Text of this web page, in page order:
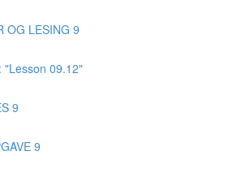
OG LESING 9
"Lesson 09.12"
9
9